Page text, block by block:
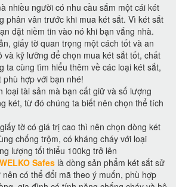
nhiều người có nhu cầu sắm một cái két
phân vân trước khi mua két sắt. Vì két sắt
đặt niềm tin vào nó khi bạn vắng nhà.
giấy tờ quan trọng một cách tốt và an
và kỹ lưỡng để chọn mua két sắt tốt, chất
ta cùng tìm hiểu thêm về các loại két sắt,
hợp với bạn nhé!
loại tài sản mà bạn cất giữ và số lượng
két, từ đó chúng ta biết nên chọn thể tích
tờ có giá trị cao thì nên chọn dòng két
chống trộm, có kháng cháy với loại
lượng tối thiểu 100kg trở lên
Safes là dòng sản phẩm két sắt sử
có thể đổi mã theo ý muốn, phù hợp